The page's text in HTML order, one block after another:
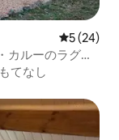
レビュー
5 (24)
カルーのラグジ
てなし